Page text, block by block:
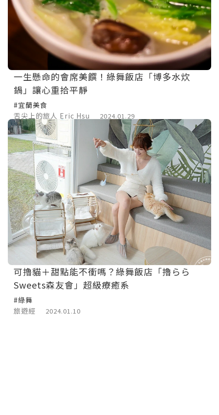
一生懸命的會席美饌！綠舞飯店「博多水炊
鍋」讓心重拾平靜
#宜蘭美食
舌尖上的旅人 Eric Hsu
2024.01.29
可擼貓＋甜點能不衝嗎？綠舞飯店「擼らら
Sweets森友會」超級療癒系
#綠舞
旅遊經
2024.01.10